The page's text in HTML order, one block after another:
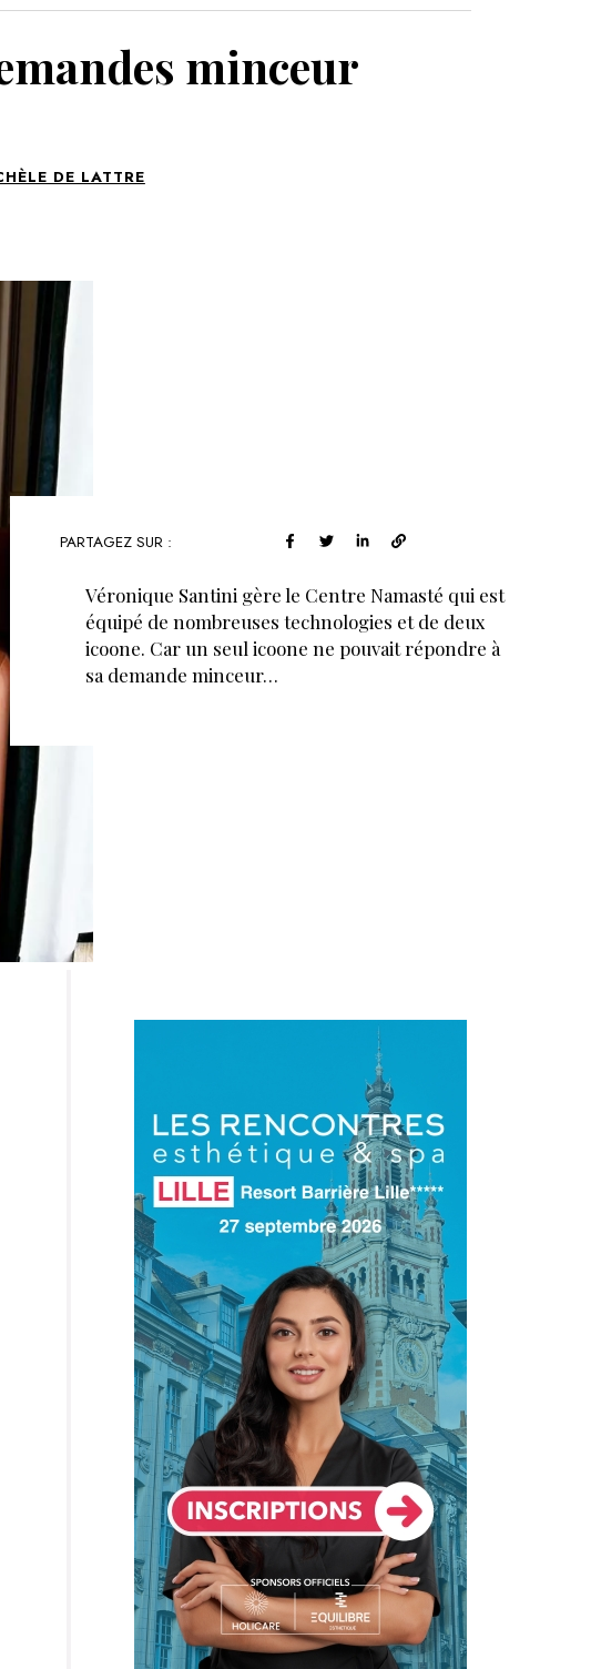
minceur
DE LATTRE
PARTAGEZ SUR :
Véronique Santini gère le Centre Namasté qui est
équipé de nombreuses technologies et de deux
icoone. Car un seul icoone ne pouvait répondre à
sa demande minceur…